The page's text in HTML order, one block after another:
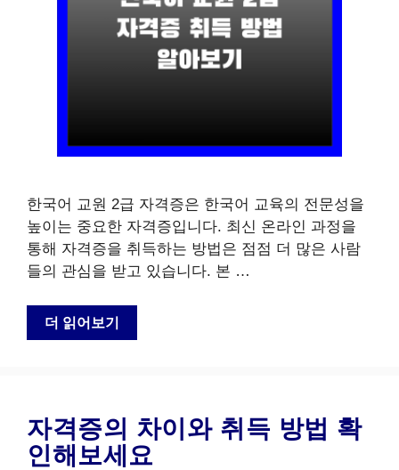
한국어 교원 2급 자격증은 한국어 교육의 전문성을
높이는 중요한 자격증입니다. 최신 온라인 과정을
통해 자격증을 취득하는 방법은 점점 더 많은 사람
들의 관심을 받고 있습니다. 본 …
더 읽어보기
자격증의 차이와 취득 방법 확
인해보세요